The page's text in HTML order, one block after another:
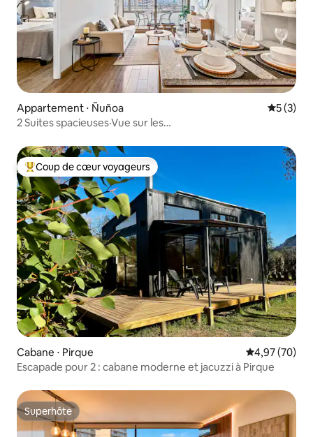
Appartement ⋅ Ñuñoa
5 (3)
2 Suites spacieuses·Vue sur les
Coups de cœur voyageurs les plus appréciés
Coup de cœur voyageurs
Cabane ⋅ Pirque Évaluation
4,97 (70)
Escapade pour 2 : cabane moderne et jacuzzi à Pirque
Superhôte
Superhôte